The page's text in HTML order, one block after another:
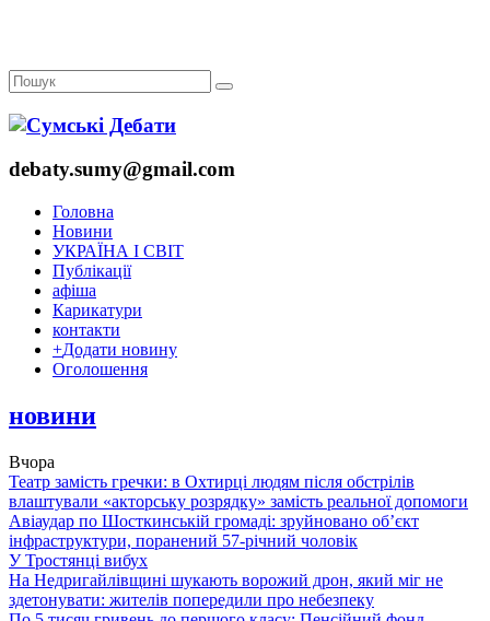
debaty.sumy@gmail.com
Головна
Новини
УКРАЇНА І СВІТ
Публікації
афіша
Карикатури
контакти
+Додати новину
Оголошення
новини
Вчора
Театр замість гречки: в Охтирці людям після обстрілів
влаштували «акторську розрядку» замість реальної допомоги
Авіаудар по Шосткинській громаді: зруйновано об’єкт
інфраструктури, поранений 57-річний чоловік
У Тростянці вибух
На Недригайлівщині шукають ворожий дрон, який міг не
здетонувати: жителів попередили про небезпеку